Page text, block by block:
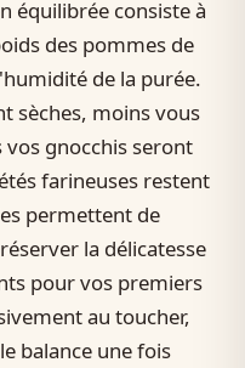
équilibrée consiste à
des pommes de
de la purée.
sèches, moins vous
gnocchis seront
farineuses restent
permettent de
la délicatesse
pour vos premiers
au toucher,
balance une fois